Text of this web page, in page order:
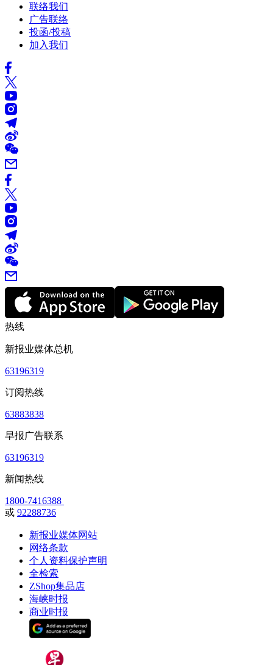
联络我们
广告联络
投函/投稿
加入我们
热线
新报业媒体总机
63196319
订阅热线
63883838
早报广告联系
63196319
新闻热线
1800-7416388
或 92288736
新报业媒体网站
网络条款
个人资料保护声明
全检索
ZShop集品店
海峡时报
商业时报